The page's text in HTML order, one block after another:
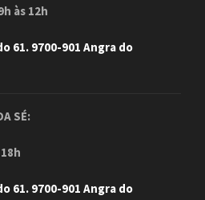
às 12h
61. 9700-901 Angra do
SÉ:
61. 9700-901 Angra do